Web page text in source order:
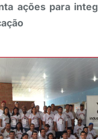
ações para